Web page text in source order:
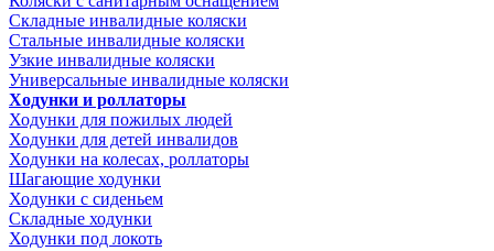
Складные инвалидные коляски
Стальные инвалидные коляски
Узкие инвалидные коляски
Универсальные инвалидные коляски
Ходунки и роллаторы
Ходунки для пожилых людей
Ходунки для детей инвалидов
Ходунки на колесах, роллаторы
Шагающие ходунки
Ходунки с сиденьем
Складные ходунки
Ходунки под локоть